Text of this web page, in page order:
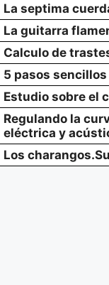
La septima
La guitarra
Calculo de
5 pasos
Estudio sobre el
Regulando la
eléctrica y
Los